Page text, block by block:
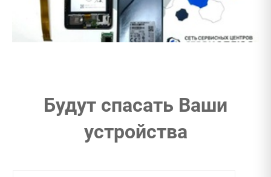
Будут спасать Ваши
устройства